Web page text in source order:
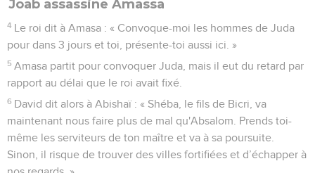
Joab assassine Amassa
4 Le roi dit à Amasa : « Convoque-moi les hommes de Juda
pour dans 3 jours et toi, présente-toi aussi ici. »
5 Amasa partit pour convoquer Juda, mais il eut du retard par
rapport au délai que le roi avait fixé.
6 David dit alors à Abishaï : « Shéba, le fils de Bicri, va
maintenant nous faire plus de mal qu'Absalom. Prends toi-
même les serviteurs de ton maître et va à sa poursuite.
Sinon, il risque de trouver des villes fortifiées et d’échapper à